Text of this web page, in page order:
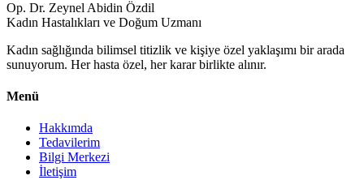
Op. Dr. Zeynel Abidin Özdil
Kadın Hastalıkları ve Doğum Uzmanı
Kadın sağlığında bilimsel titizlik ve kişiye özel yaklaşımı bir arada
sunuyorum. Her hasta özel, her karar birlikte alınır.
Menü
Hakkımda
Tedavilerim
Bilgi Merkezi
İletişim